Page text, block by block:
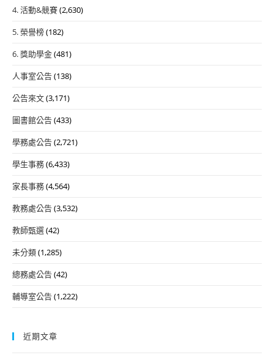
4. 活動&競賽(2,630)
5. 榮譽榜(182)
6. 獎助學金(481)
人事室公告(138)
公告來文(3,171)
圖書館公告(433)
學務處公告(2,721)
學生事務(6,433)
家長事務(4,564)
教務處公告(3,532)
教師甄選(42)
未分類(1,285)
總務處公告(42)
輔導室公告(1,222)
近期文章